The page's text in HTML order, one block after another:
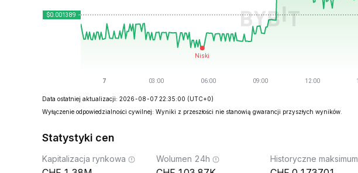
Data ostatniej aktualizacji: 2026-08-07 22:35:00 (UTC+0)
Wyłączenie odpowiedzialności cywilnej: Wyniki z przeszłości nie stanowią gwarancji przyszłych wyników.
Statystyki cen
Kapitalizacja rynkowa Wolumen 24h Historyczne maksimum